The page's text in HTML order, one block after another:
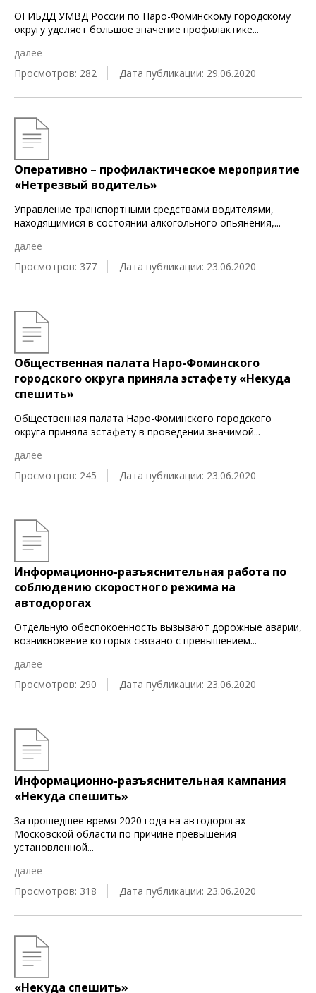
ОГИБДД УМВД России по Наро-Фоминскому городскому
округу уделяет большое значение профилактике...
далее
Просмотров: 282
Дата публикации: 29.06.2020
Оперативно – профилактическое мероприятие
«Нетрезвый водитель»
Управление транспортными средствами водителями,
находящимися в состоянии алкогольного опьянения,...
далее
Просмотров: 377
Дата публикации: 23.06.2020
Общественная палата Наро-Фоминского
городского округа приняла эстафету «Некуда
спешить»
Общественная палата Наро-Фоминского городского
округа приняла эстафету в проведении значимой...
далее
Просмотров: 245
Дата публикации: 23.06.2020
Информационно-разъяснительная работа по
соблюдению скоростного режима на
автодорогах
Отдельную обеспокоенность вызывают дорожные аварии,
возникновение которых связано с превышением...
далее
Просмотров: 290
Дата публикации: 23.06.2020
Информационно-разъяснительная кампания
«Некуда спешить»
За прошедшее время 2020 года на автодорогах
Московской области по причине превышения
установленной...
далее
Просмотров: 318
Дата публикации: 23.06.2020
«Некуда спешить»